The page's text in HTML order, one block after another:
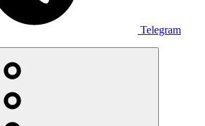
Telegram